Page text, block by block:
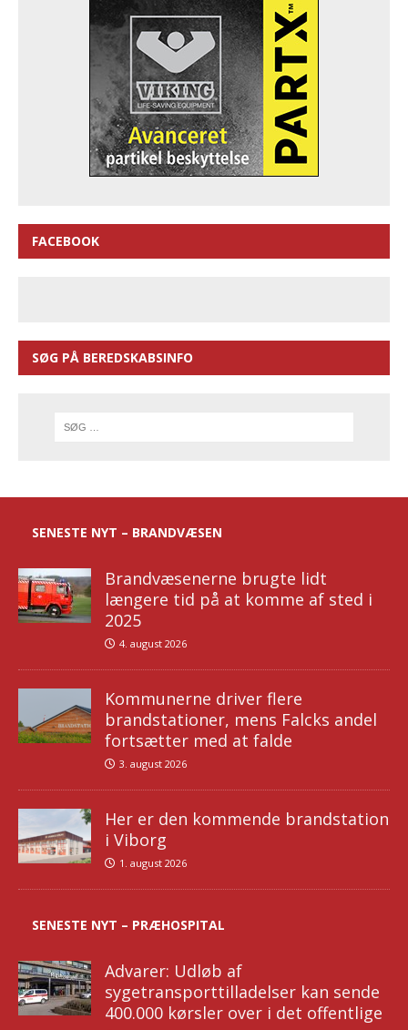
FACEBOOK
SØG PÅ BEREDSKABSINFO
SENESTE NYT – BRANDVÆSEN
Brandvæsenerne brugte lidt
længere tid på at komme af sted i
2025
4. august 2026
Kommunerne driver flere
brandstationer, mens Falcks andel
fortsætter med at falde
3. august 2026
Her er den kommende brandstation
i Viborg
1. august 2026
SENESTE NYT – PRÆHOSPITAL
Advarer: Udløb af
sygetransporttilladelser kan sende
400.000 kørsler over i det offentlige